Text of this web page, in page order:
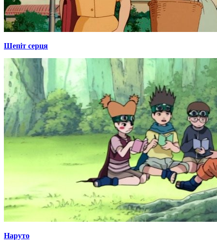
Шепіт серця
Наруто